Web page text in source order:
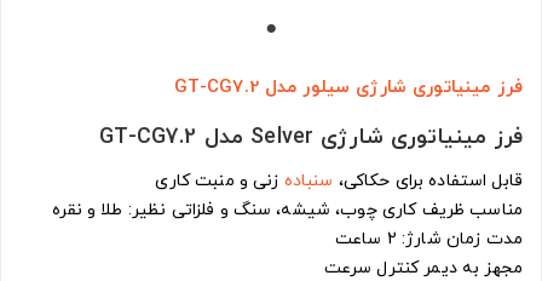
فرز مینیاتوری شارژی سیلور مدل GT-CG7.2
فرز مینیاتوری شارژی Selver مدل GT-CG7.2
قابل استفاده برای حکاکی، سنباده زنی و منبت کاری
مناسب ظریف کاری چوب، شیشه، سنگ و فلزاتی نظیر: طلا و نقره
مدت زمان شارژ: 2 ساعت
مجهز به دیمر کنترل سرعت